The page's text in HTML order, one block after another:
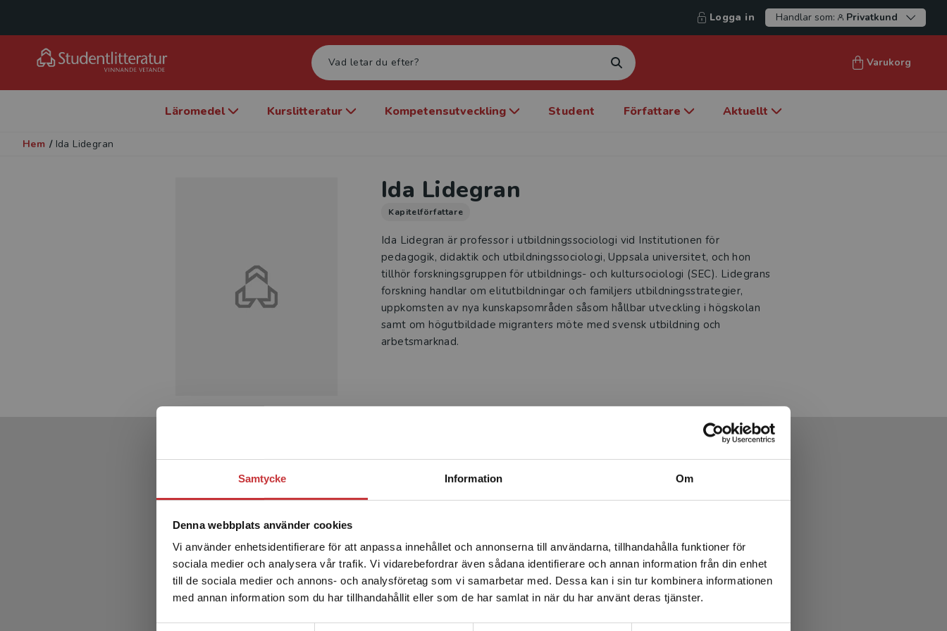
Samtycke Information Om
Denna webbplats använder cookies
Vi använder enhetsidentifierare för att anpassa innehållet och annonserna till användarna, tillhandahålla funktioner för
sociala medier och analysera vår trafik. Vi vidarebefordrar även sådana identifierare och annan information från din enhet
till de sociala medier och annons- och analysföretag som vi samarbetar med. Dessa kan i sin tur kombinera informationen
med annan information som du har tillhandahållit eller som de har samlat in när du har använt deras tjänster.
Begränsad fraktregion
Det verkar som att du besöker studentlitteratur.se via en
enhet utanför Sverige. Vi erbjuder inte leveranser utanför
Sverige. För att kunna slutföra ett köp måste
leveransadressen vara i Sverige.Läs mer
Logga in Handlar som: Privatkund
Varukorg
Läromedel Kurslitteratur Kompetensutveckling Student Författare Aktuellt
Hem / Ida Lidegran
Ida Lidegran
Kapitelförfattare
Ida Lidegran är professor i utbildningssociologi vid Institutionen för
pedagogik, didaktik och utbildningssociologi, Uppsala universitet, och hon
tillhör forskningsgruppen för utbildnings- och kultursociologi (SEC). Lidegrans
forskning handlar om elitutbildningar och familjers utbildningsstrategier,
uppkomsten av nya kunskapsområden såsom hållbar utveckling i högskolan
samt om högutbildade migranters möte med svensk utbildning och
arbetsmarknad.
Produkter